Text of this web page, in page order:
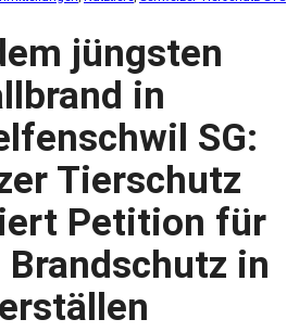
jüngsten
in
SG:
Tierschutz
Petition für
Brandschutz in